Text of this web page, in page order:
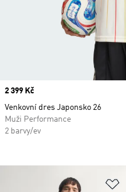
Price
2 399 Kč
Venkovní dres Japonsko 26
Muži Performance
2 barvy/ev